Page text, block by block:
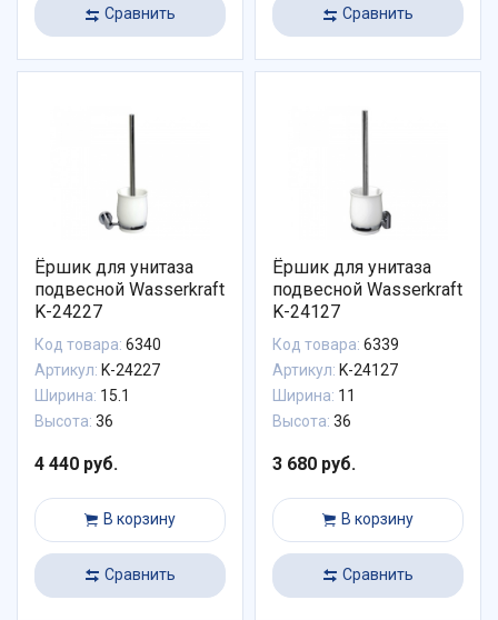
Сравнить Сравнить
Ёршик для унитаза
подвесной Wasserkraft
K-24227
Код товара: 6340
Артикул: K-24227
Ширина: 15.1
Высота: 36
4 440 руб.
В корзину
Сравнить
Ёршик для унитаза
подвесной Wasserkraft
K-24127
Код товара: 6339
Артикул: K-24127
Ширина: 11
Высота: 36
3 680 руб.
В корзину
Сравнить